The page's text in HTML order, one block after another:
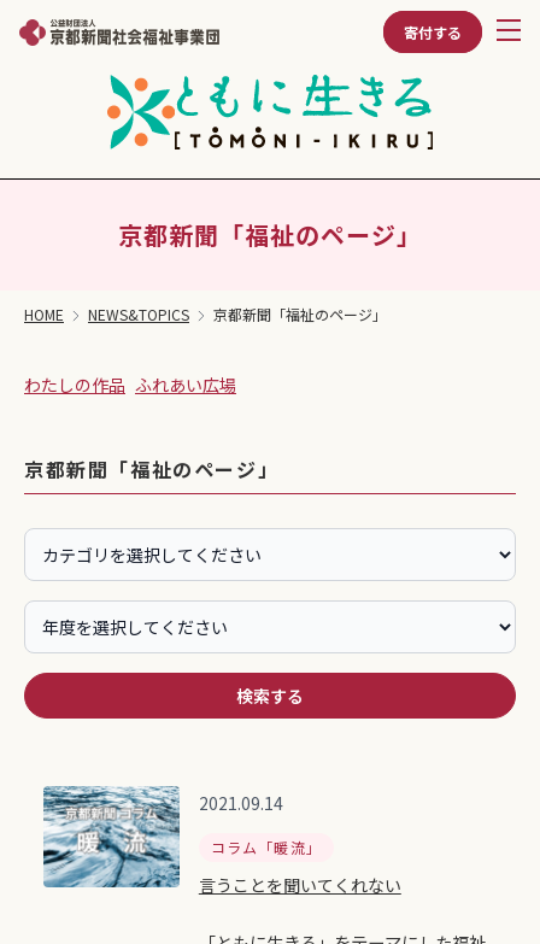
寄付する
京都新聞「福祉のページ」
HOME NEWS&TOPICS 京都新聞「福祉のページ」
わたしの作品 ふれあい広場
京都新聞「福祉のページ」
検索する
2021.09.14
コラム「暖流」
言うことを聞いてくれない